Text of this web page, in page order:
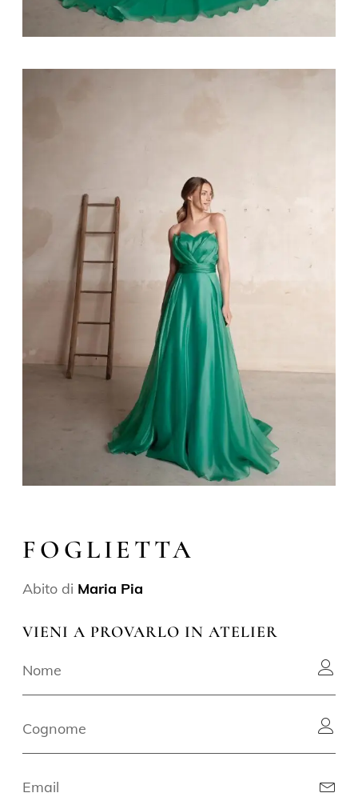
FOGLIETTA
Abito di Maria Pia
VIENI A PROVARLO IN ATELIER